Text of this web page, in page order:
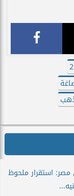
استقرار ملحوظ